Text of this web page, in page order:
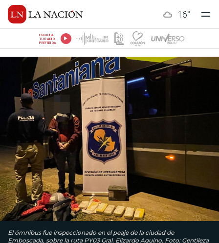
16°
ESCUCHÁ
TU RADIO
PREFERIDA
El ómnibus fue inspeccionado en el peaje de la ciudad de
Emboscada, sobre la ruta PY03 Gral. Elizardo Aquino. Foto: Gentileza